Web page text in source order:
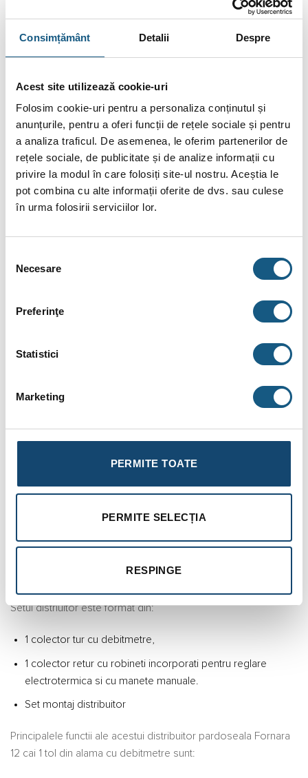
Consimțământ Detalii Despre
Acest site utilizează cookie-uri
Folosim cookie-uri pentru a personaliza conținutul și
anunțurile, pentru a oferi funcții de rețele sociale și pentru
a analiza traficul. De asemenea, le oferim partenerilor de
rețele sociale, de publicitate și de analize informații cu
privire la modul în care folosiți site-ul nostru. Aceștia le
pot combina cu alte informații oferite de dvs. sau culese
în urma folosirii serviciilor lor.
consimțământului
Necesare
Preferinţe
Statistici
Marketing
PERMITE TOATE
PERMITE SELECȚIA
RESPINGE
Cere Ofertă
Plata în Rate prin Credit Instant
De la378.50lei/lună în
conține accesorii neincluse în pachetele standard. De
asemenea, unele specificații pot fi modificate de către
producător fără preaviz sau pot conține erori de operare.
INFORMAȚII SUPLIMENTARE
Distribuitor pardoseala Fornara 12 cai 1 tol din alama cu
Set distribuitor tur-retur cu debitmetru (1″: 0-2,5 l/min*) pe
distribuitorul tur si insertie termostatabila pentru distribuitorul
importanta intr-o importanta in orice instalatie de incalzire in
pardoseala. Rolul principal consta in asigurararea distributiei
Setul distriuitor este format din:
1 colector tur cu debitmetre,
1 colector retur cu robineti incorporati pentru reglare
electrotermica si cu manete manuale.
Set montaj distribuitor
Principalele functii ale acestui distribuitor pardoseala Fornara
12 cai 1 tol din alama cu debitmetre sunt: